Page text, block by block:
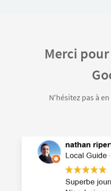
Merci
N'hésitez pas à